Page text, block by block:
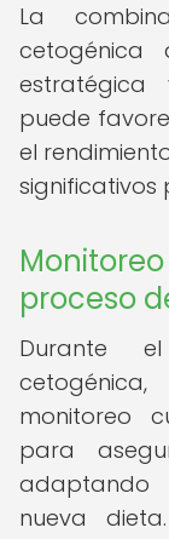
La
cetogénica
estratégica
puede
el
significativos
proceso
Durante
monitoreo
para
nueva dieta.